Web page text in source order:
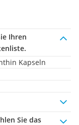
Ihren
Kapseln
Sie das